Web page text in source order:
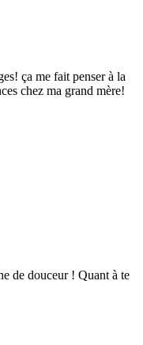
ça me fait penser à la
chez ma grand mère!
de douceur ! Quant à te